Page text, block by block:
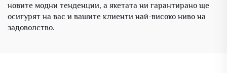
новите модни тенденции, а якетата ни гарантирано ще
осигурят на вас и вашите клиенти най-високо ниво на
задоволство.